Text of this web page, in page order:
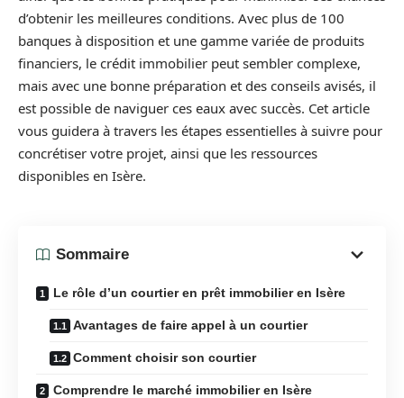
d’obtenir les meilleures conditions. Avec plus de 100
banques à disposition et une gamme variée de produits
financiers, le crédit immobilier peut sembler complexe,
mais avec une bonne préparation et des conseils avisés, il
est possible de naviguer ces eaux avec succès. Cet article
vous guidera à travers les étapes essentielles à suivre pour
concrétiser votre projet, ainsi que les ressources
disponibles en Isère.
Sommaire
Le rôle d’un courtier en prêt immobilier en Isère
Avantages de faire appel à un courtier
Comment choisir son courtier
Comprendre le marché immobilier en Isère